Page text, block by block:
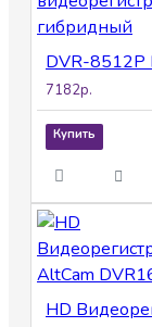
7182р.
Купить